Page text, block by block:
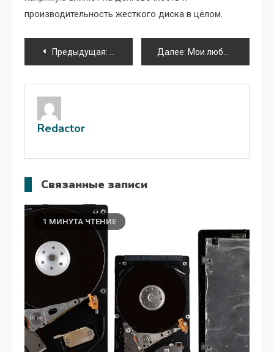
производительность жесткого диска в целом.
Навигация
по
записям
Предыдущая: Как подключить телевизор к ноутбуку
Далее: Мои любимые игры на Nokia
Redactor
Связанные записи
1 МИНУТА ЧТЕНИЕ